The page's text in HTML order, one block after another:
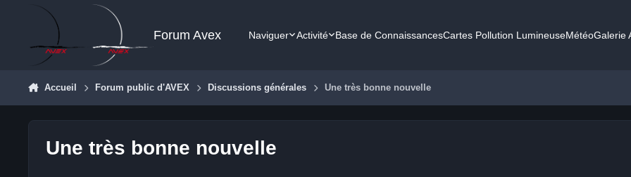
Aller au contenu
Forum Avex Naviguer Activité Base de ConnaissancesCartes Pollution LumineuseMétéoGalerie
Accueil Forum public d'AVEX Discussions générales Une très bonne nouvelle
Une très bonne nouvelle